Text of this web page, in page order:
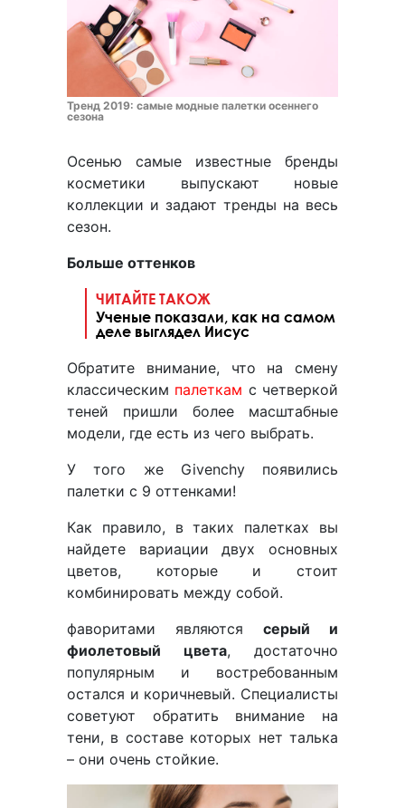
Тренд 2019: самые модные палетки осеннего
сезона
Осенью самые известные бренды
косметики выпускают новые
коллекции и задают тренды на весь
сезон.
Больше оттенков
ЧИТАЙТЕ ТАКОЖ
Ученые показали, как на самом
деле выглядел Иисус
Обратите внимание, что на смену
классическим палеткам с четверкой
теней пришли более масштабные
модели, где есть из чего выбрать.
У того же Givenchy появились
палетки с 9 оттенками!
Как правило, в таких палетках вы
найдете вариации двух основных
цветов, которые и стоит
комбинировать между собой.
фаворитами являются серый и
фиолетовый цвета, достаточно
популярным и востребованным
остался и коричневый. Специалисты
советуют обратить внимание на
тени, в составе которых нет талька
– они очень стойкие.